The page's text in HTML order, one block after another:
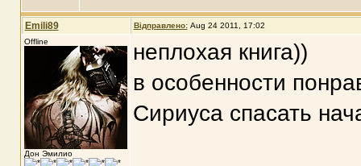
Emili89 Відправлено: Aug 24 2011, 17:02
Offline
Дон Эмилио
неплохая книга))
в особенности
Сириуса спасать